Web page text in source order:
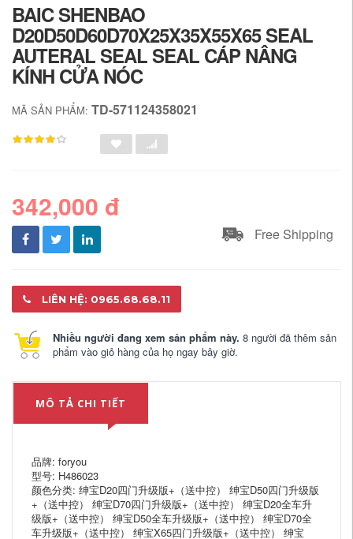
BAIC SHENBAO
D20D50D60D70X25X35X55X65 SEAL
AUTERAL SEAL SEAL CÁP NÂNG
KÍNH CỬA NÓC
MÃ SẢN PHẨM: TD-571124358021
342,000 đ
Free Shipping
LIÊN HỆ: 0965.68.68.11
Nhiều người đang xem sản phẩm này. 8 người đã thêm sản
phẩm vào giỏ hàng của họ ngay bây giờ.
MÔ TẢ CHI TIẾT
品牌: foryou
型号: H486023
颜色分类: 绅宝D20四门升级版+（送中控） 绅宝D50四门升级版
+（送中控） 绅宝D70四门升级版+（送中控） 绅宝D20全车升
级版+（送中控） 绅宝D50全车升级版+（送中控） 绅宝D70全
车升级版+（送中控） 绅宝X65四门升级版+（送中控） 绅宝